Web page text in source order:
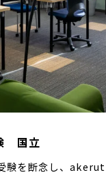
国立
験を断念し、